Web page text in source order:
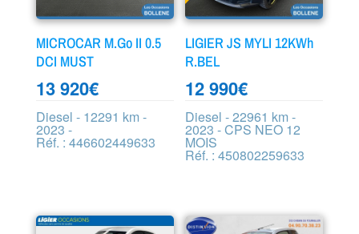
MICROCAR M.Go II 0.5
DCI MUST
13 920€
Diesel - 12291 km -
2023 -
Réf. : 446602449633
LIGIER JS MYLI 12KWh
R.BEL
12 990€
Diesel - 22961 km -
2023 - CPS NEO 12
MOIS
Réf. : 450802259633